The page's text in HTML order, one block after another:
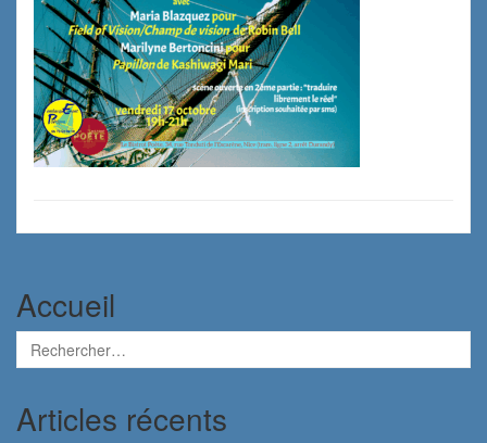
Accueil
Articles récents